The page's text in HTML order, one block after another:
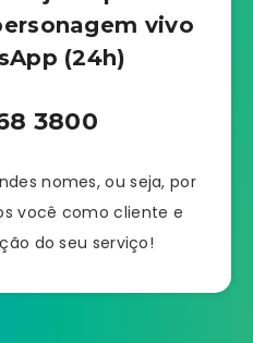
vivo
(24h)
3800
nomes, ou seja, por
você como cliente e
do seu serviço!